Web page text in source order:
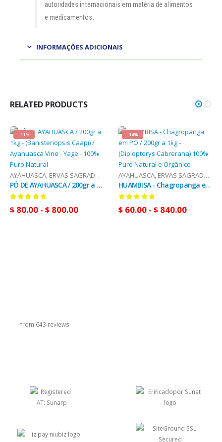
autoridades internacionais em matéria de alimentos
e medicamentos.
INFORMAÇÕES ADICIONAIS
RELATED PRODUCTS
-11%
AYAHUASCA, ERVAS SAGRADAS VENDAS (Correio Nacional)
PÓ DE AYAHUASCA / 200gr a 1kg - (Banisteriopsis Caapi) / Ayahuasca Vine - Yage - 100% Puro Natural
$ 80.00 - $ 800.00
-14%
AYAHUASCA, ERVAS SAGRADAS
HUAMBISA - Chagropanga em PÓ / 200gr a 1kg - (Diplopterys Cabrerana) 100% Puro Natural e Orgânico
$ 60.00 - $ 840.00
from 643 reviews